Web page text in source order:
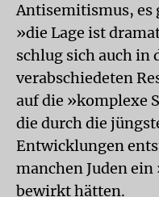
Antisemitismus, es
»die Lage ist
schlug sich auch in
verabschiedeten
auf die »komplexe
die durch die
Entwicklungen
manchen Juden
bewirkt hätten.